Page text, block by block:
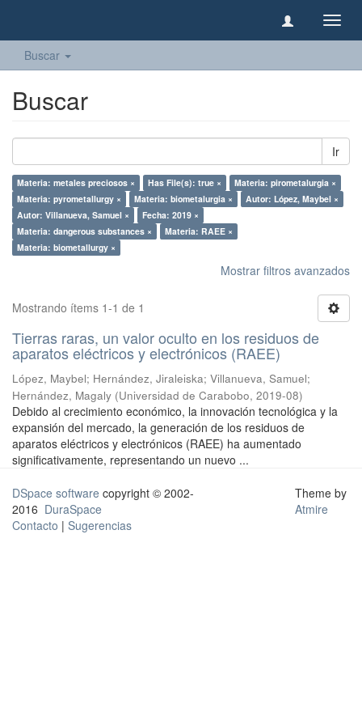
Buscar
Buscar
Ir
Materia: metales preciosos × Has File(s): true ×
Materia: pirometalurgia ×
Materia: pyrometallurgy ×
Materia: biometalurgia ×
Autor: López, Maybel ×
Autor: Villanueva, Samuel ×
Fecha: 2019 ×
Materia: dangerous substances ×
Materia: RAEE ×
Materia: biometallurgy ×
Mostrar filtros avanzados
Mostrando ítems 1-1 de 1
Tierras raras, un valor oculto en los residuos de
aparatos eléctricos y electrónicos (RAEE)
López, Maybel; Hernández, Jiraleiska; Villanueva, Samuel;
Hernández, Magaly (Universidad de Carabobo, 2019-08)
Debido al crecimiento económico, la innovación tecnológica y la
expansión del mercado, la generación de los residuos de
aparatos eléctricos y electrónicos (RAEE) ha aumentado
significativamente, representando un nuevo ...
DSpace software copyright © 2002-
2016 DuraSpace
Contacto | Sugerencias
Theme by
Atmire